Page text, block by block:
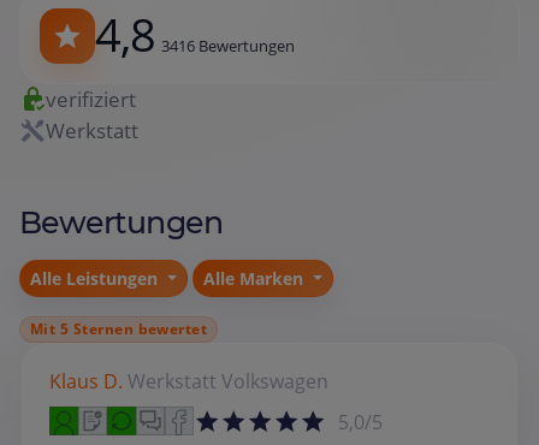
4,8 3416 Bewertungen
verifiziert
Werkstatt
Bewertungen
Alle Leistungen Alle Marken
Mit 5 Sternen bewertet
Klaus D. Werkstatt Volkswagen
5,0/5